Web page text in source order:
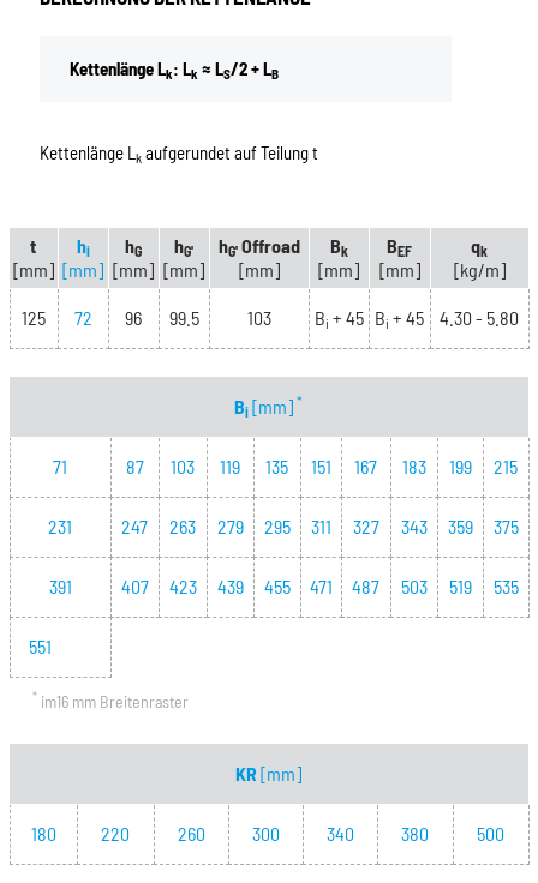
Kettenlänge Lk: Lk ≈ LS/2 + LB
Kettenlänge L kaufgerundet auf Teilung t
t
[mm]
hi
[mm]
hG
[mm]
hG'
[mm]
hG'Offroad
[mm]
Bk
[mm]
BEF
[mm]
qk
[kg/m]
125 72 96 99.5 103 Bi + 45 Bi + 45 4.30 - 5.80
Bi [mm] *
71 87 103 119 135 151 167 183 199 215
231 247 263 279 295 311 327 343 359 375
391 407 423 439 455 471 487 503 519 535
551
* im16 mm Breitenraster
KR[mm]
180 220 260 300 340 380 500